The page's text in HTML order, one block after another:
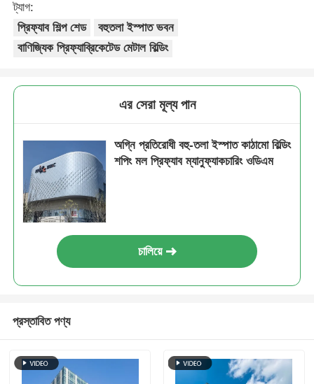
সব ক্ষেত্রেই
ইস্পাত কাঠামো কর্মশালা
ইস্পাত কাঠামো গুদাম
ইস্পাত কাঠামো শ্যাড
ভারী ইস্পাত কাঠামো
ইস্পাত কাঠামো সেতু
ইস্পাত কাঠামো অফিস
ট্যাগ:
প্রিফ্যাব শিল্প শেড
বহুতলা ইস্পাত ভবন
বাণিজ্যিক প্রিফ্যাব্রিকেটেড মেটাল বিল্ডিং
এর সেরা মূল্য পান
অগ্নি প্রতিরোধী বহু-তলা ইস্পাত কাঠামো বিল্ডিং
শপিং মল প্রিফ্যাব ম্যানুফ্যাকচারিং ওডিএম
চালিয়ে
প্রস্তাবিত পণ্য